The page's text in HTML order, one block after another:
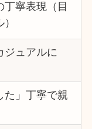
寧表現（目
ジュアルに
た」丁寧で親